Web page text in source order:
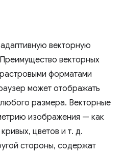
векторную
векторных
форматами
может отображать
размера. Векторные
изображения — как
цветов и т. д.
стороны, содержат